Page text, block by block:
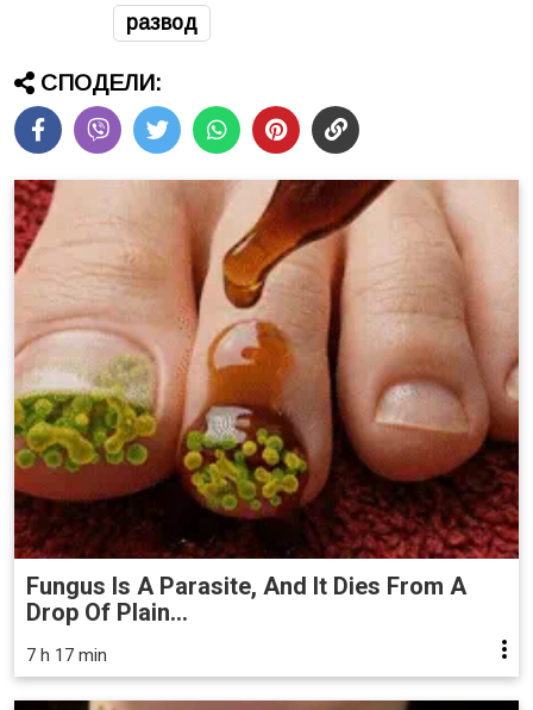
развод
СПОДЕЛИ:
Fungus Is A Parasite, And It Dies From A
Drop Of Plain...
7 h 17 min